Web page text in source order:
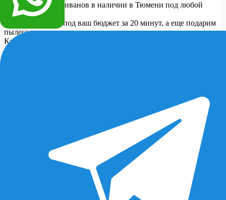
У нас более 150 диванов в наличии в Тюмени под любой
бюджет.
Подберем диван под ваш бюджет за 20 минут, а еще подарим
пылесос для дивана
Какой бюджет закладываете на покупку дивана?
Модульный
У вас есть предпочтения по цвету дивана?